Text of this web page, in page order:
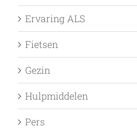
Ervaring ALS
Fietsen
Gezin
Hulpmiddelen
Pers